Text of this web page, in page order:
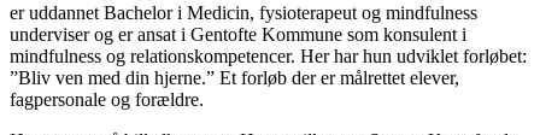
er uddannet Bachelor i Medicin, fysioterapeut og mindfulness
underviser og er ansat i Gentofte Kommune som konsulent i
mindfulness og relationskompetencer. Her har hun udviklet forløbet:
”Bliv ven med din hjerne.” Et forløb der er målrettet elever,
fagpersonale og forældre.